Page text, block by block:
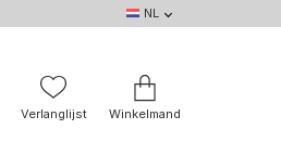
NL
DE
NL
BE
FR
Verlanglijst Winkelmand